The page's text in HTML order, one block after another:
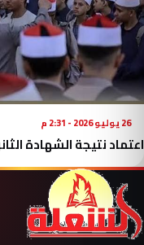
26 يوليو 2026 - 2:31 م
اعتماد نتيجة الشهادة